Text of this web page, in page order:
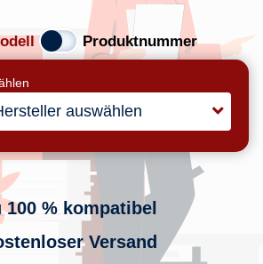
Produktnummer
auswählen
100 % kompatibel
Versand